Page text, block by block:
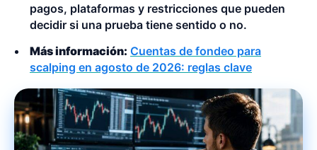
pagos, plataformas y restricciones que pueden
decidir si una prueba tiene sentido o no.
Más información: Cuentas de fondeo para
scalping en agosto de 2026: reglas clave